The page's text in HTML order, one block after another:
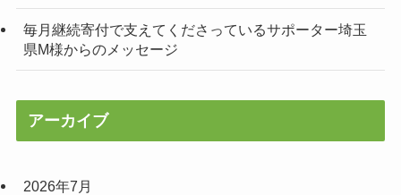
毎月継続寄付で支えてくださっているサポーター埼玉
県M様からのメッセージ
アーカイブ
2026年7月